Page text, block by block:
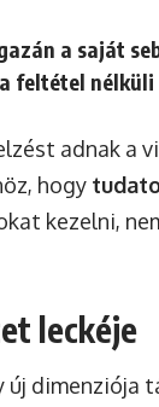
a saját
feltétel
adnak a
hogy
kezelni,
leckéje
új